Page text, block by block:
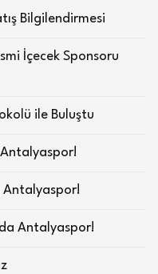
Bilgilendirmesi
İçecek Sponsoru
ile Buluştu
Antalyaspor!
Antalyaspor!
Antalyaspor!